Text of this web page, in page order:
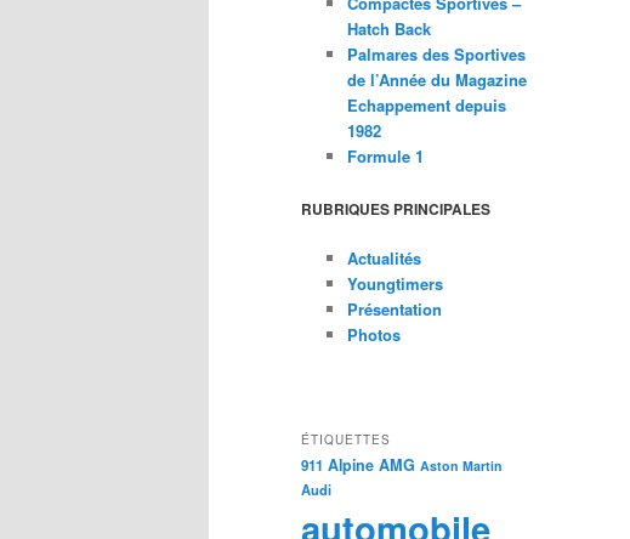
Hatch Back
Palmares des Sportives
de l’Année du Magazine
Echappement depuis
1982
Formule 1
RUBRIQUES PRINCIPALES
Actualités
Youngtimers
Présentation
Photos
ÉTIQUETTES
911 Alpine AMG Aston Martin
Audi
automobile